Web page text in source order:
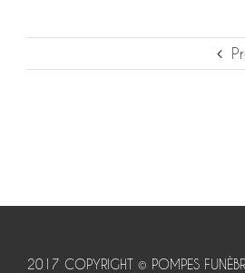
2017 COPYRIGHT © POMPES